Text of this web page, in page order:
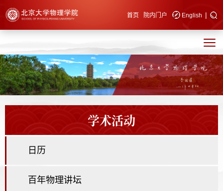
快速导航 首页 院内门户 English |
学术活动
日历
百年物理讲坛